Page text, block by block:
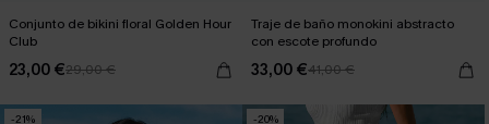
Conjunto de bikini floral Golden Hour
Club
23,00 €29,00 €
Traje de baño monokini abstracto
con escote profundo
33,00 €41,00 €
-21% -20%